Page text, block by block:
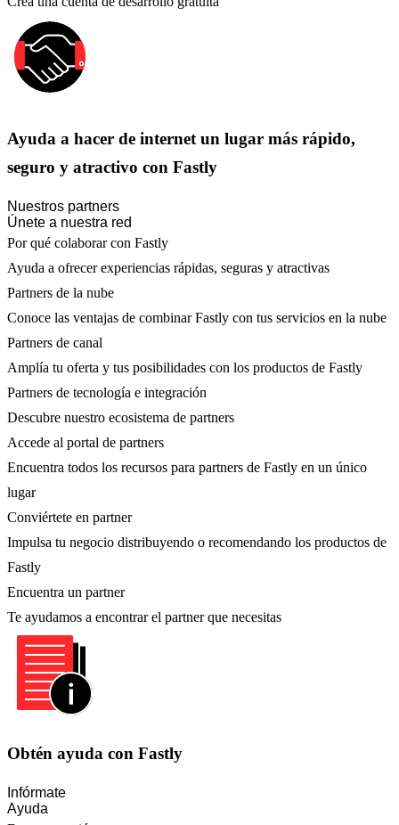
Ayuda a hacer de internet un lugar más rápido,
seguro y atractivo con Fastly
Nuestros partners
Únete a nuestra red
Por qué colaborar con Fastly
Ayuda a ofrecer experiencias rápidas, seguras y atractivas
Partners de la nube
Conoce las ventajas de combinar Fastly con tus servicios en la nube
Partners de canal
Amplía tu oferta y tus posibilidades con los productos de Fastly
Partners de tecnología e integración
Descubre nuestro ecosistema de partners
Accede al portal de partners
Encuentra todos los recursos para partners de Fastly en un único
lugar
Conviértete en partner
Impulsa tu negocio distribuyendo o recomendando los productos de
Fastly
Encuentra un partner
Te ayudamos a encontrar el partner que necesitas
Obtén ayuda con Fastly
Infórmate
Ayuda